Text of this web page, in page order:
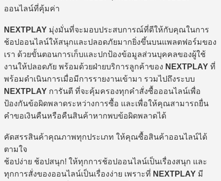
ออนไลน์ที่คุ้มค่า
NEXTPLAY มุ่งมั่นที่จะมอบประสบการณ์ที่ดีให้กับคุณในการ
ช้อปออนไลน์ให้สนุกและปลอดภัยมากยิ่งขึ้นบนแพลตฟอร์มของ
เรา ด้วยขั้นตอนการเก็บและปกป้องข้อมูลส่วนบุคคลของผู้ใช้
งานให้ปลอดภัย พร้อมด้วยฝ่ายบริการลูกค้าของ NEXTPLAY ที่
พร้อมดำเนินการเมื่อมีการรายงานเข้ามา รวมไปถึงระบบ
NEXTPLAY การันตี ที่จะคุ้มครองทุกคำสั่งซื้อออนไลน์เพื่อ
ป้องกันข้อผิดพลาดระหว่างการซื้อ และเพื่อให้คุณสามารถยื่น
คำขอเงินคืนหรือคืนสินค้าหากพบข้อผิดพลาดได้
คัดสรรสินค้าคุณภาพทุกประเภท ให้คุณซื้อสินค้าออนไลน์ได้
ตามใจ
ช้อปง่าย ช้อปสนุก! ให้ทุกการช้อปออนไลน์เป็นเรื่องสนุก และ
ทุกการสั่งของออนไลน์เป็นเรื่องง่าย เพราะที่ NEXTPLAY มี